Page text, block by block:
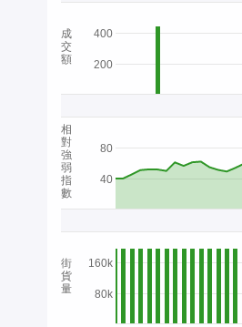
200
400
40
80
80k
160k
成
交
額
相
對
強
弱
指
數
街
貨
量